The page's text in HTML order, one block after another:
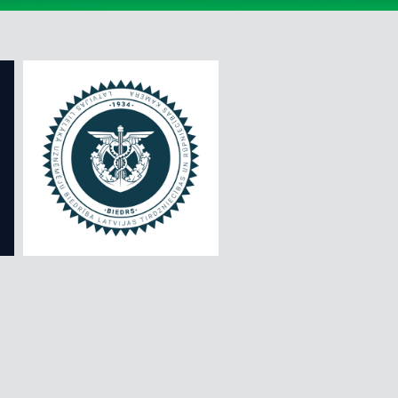
ĪPAŠĀ CENA
IZBAUDI EIROPU
IZZINOŠIE VELOPĀRGĀJIENI
KALNI LIELI, MAZI UN PĀRGĀJIENI
KRUĪZI
RĪGAS EKSKURSIJAS